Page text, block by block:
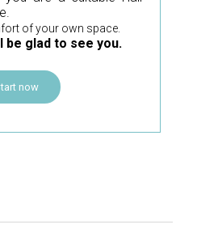
of your own space.
be glad to see you.
now